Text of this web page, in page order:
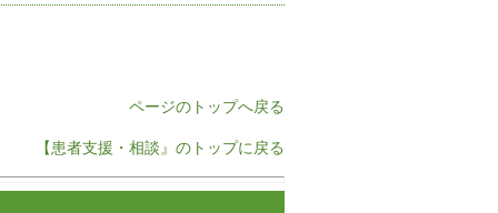
ページのトップへ戻る
【患者支援・相談』のトップに戻る